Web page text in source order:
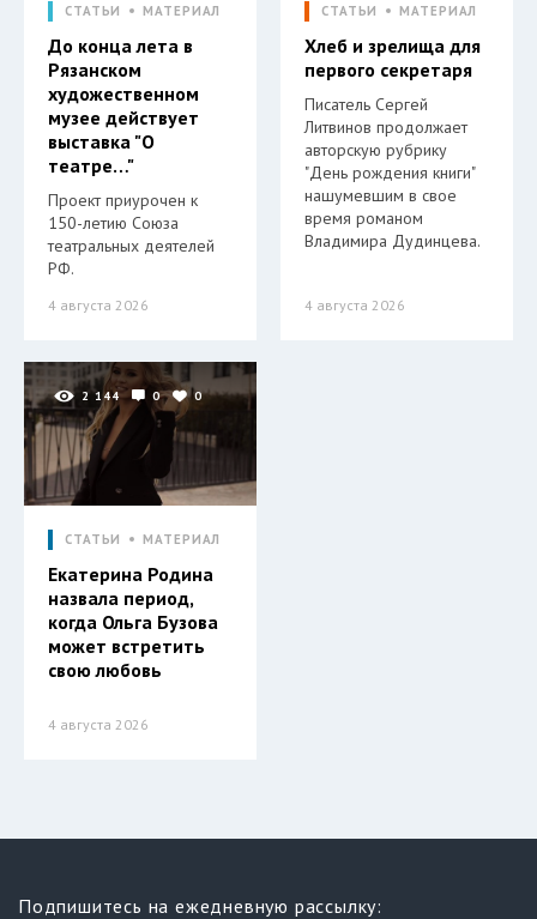
СТАТЬИ МАТЕРИАЛ
До конца лета в
Рязанском
художественном
музее действует
выставка "О
театре…"
Проект приурочен к
150-летию Союза
театральных деятелей
РФ.
4 августа 2026
СТАТЬИ МАТЕРИАЛ
Хлеб и зрелища для
первого секретаря
Писатель Сергей
Литвинов продолжает
авторскую рубрику
"День рождения книги"
нашумевшим в свое
время романом
Владимира Дудинцева.
4 августа 2026
2 144 0 0
СТАТЬИ МАТЕРИАЛ
Екатерина Родина
назвала период,
когда Ольга Бузова
может встретить
свою любовь
4 августа 2026
Подпишитесь на ежедневную рассылку: